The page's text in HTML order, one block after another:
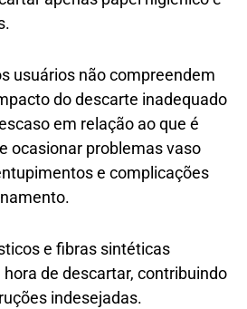
usuários não compreendem
do descarte inadequado
em relação ao que é
ocasionar problemas vaso
e complicações
e fibras sintéticas
de descartar, contribuindo
indesejadas.